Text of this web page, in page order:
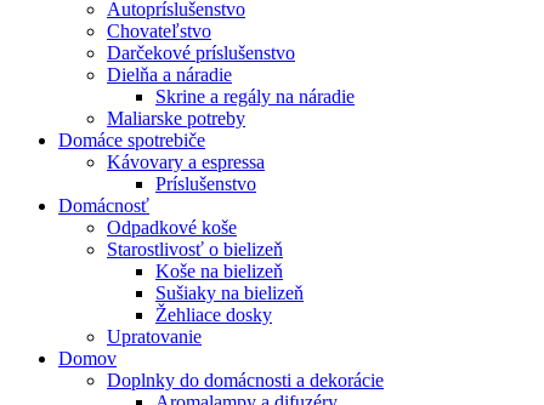
Autopríslušenstvo
Chovateľstvo
Darčekové príslušenstvo
Dielňa a náradie
Skrine a regály na náradie
Maliarske potreby
Domáce spotrebiče
Kávovary a espressa
Príslušenstvo
Domácnosť
Odpadkové koše
Starostlivosť o bielizeň
Koše na bielizeň
Sušiaky na bielizeň
Žehliace dosky
Upratovanie
Domov
Doplnky do domácnosti a dekorácie